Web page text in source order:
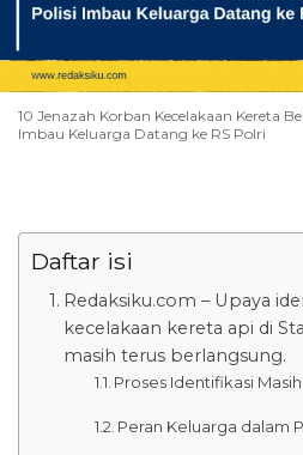
10 Jenazah Korban Kecelakaan Kereta
Imbau Keluarga Datang ke RS Polri
Daftar isi
Redaksiku.com – Upaya
kecelakaan kereta api di
masih terus berlangsung.
Proses Identifikasi
Peran Keluarga dalam